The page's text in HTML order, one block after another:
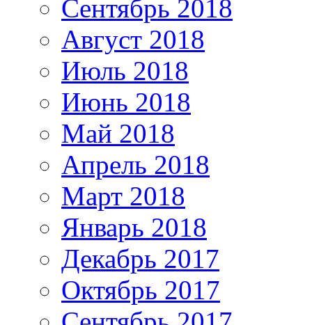
Сентябрь 2018
Август 2018
Июль 2018
Июнь 2018
Май 2018
Апрель 2018
Март 2018
Январь 2018
Декабрь 2017
Октябрь 2017